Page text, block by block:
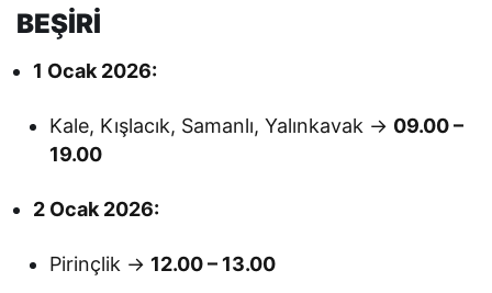
BEŞİRİ
1 Ocak 2026:
Kale, Kışlacık, Samanlı, Yalınkavak → 09.00 –
19.00
2 Ocak 2026:
Pirinçlik → 12.00 – 13.00